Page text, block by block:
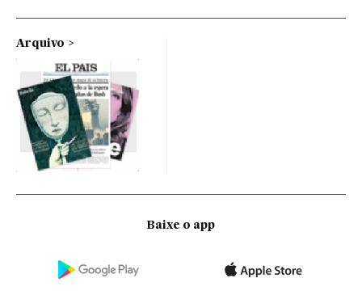
Arquivo
Baixe o app